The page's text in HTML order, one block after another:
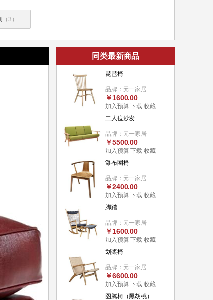
（3）
同类最新商品
琵琶椅
品牌：元一家居
￥1600.00
加入预算 下载 收藏
二人位沙发
品牌：元一家居
￥5500.00
加入预算 下载 收藏
瀑布圈椅
品牌：元一家居
￥2400.00
加入预算 下载 收藏
脚踏
品牌：元一家居
￥1600.00
加入预算 下载 收藏
划桨椅
品牌：元一家居
￥6600.00
加入预算 下载 收藏
图腾椅（黑胡桃）